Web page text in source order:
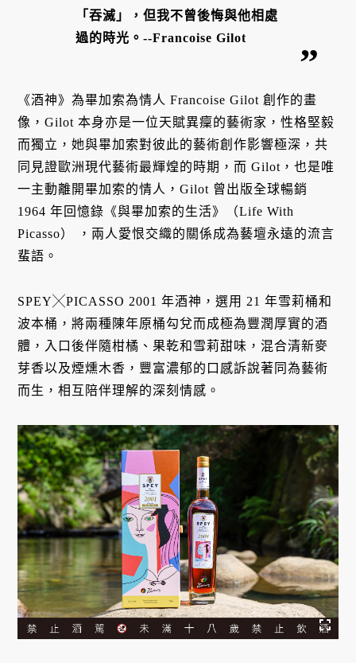
「吞滅」，但我不曾後悔與他相處
過的時光。--Francoise Gilot
《酒神》為畢加索為情人 Francoise Gilot 創作的畫
像，Gilot 本身亦是一位天賦異癛的藝術家，性格堅毅
而獨立，她與畢加索對彼此的藝術創作影響極深，共
同見證歐洲現代藝術最輝煌的時期，而 Gilot，也是唯
一主動離開畢加索的情人，Gilot 曾出版全球暢銷
1964 年回憶錄《與畢加索的生活》（Life With
Picasso） ， 兩人愛恨交織的關係成為藝壇永遠的流言
蜚語。
SPEY╳PICASSO 2001 年酒神，選用 21 年雪莉桶和
波本桶，將兩種陳年原桶勾兌而成極為豐潤厚實的酒
體，入口後伴隨柑橘、果乾和雪莉甜味，混合清新麥
芽香以及煙燻木香，豐富濃郁的口感訴說著同為藝術
而生，相互陪伴理解的深刻情感。